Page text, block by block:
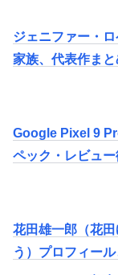
ジェニファー・
家族、代表作まと
Google Pixel 9
ペック・レビュ
花田雄一郎（花
う）プロフィー